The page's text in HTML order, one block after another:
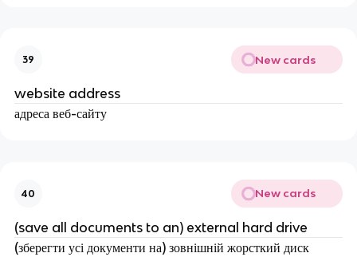
39 New cards
website address
адреса веб-сайту
40 New cards
(save all documents to an) external hard drive
(зберегти усі документи на) зовнішній жорсткий диск